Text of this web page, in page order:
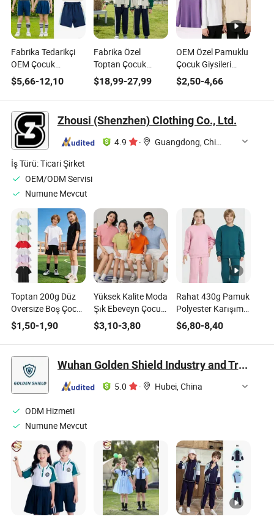
Fabrika Tedarikçi
OEM Çocuk
Giysileri Okul
Üniformaları Spor
Takımı
$5,66-12,10
Fabrika Özel
Toptan Çocuk
Giysileri İlkokul
Ortaokul
Üniformaları
$18,99-27,99
OEM Özel Pamuklu
Çocuk Giysileri
Kıyafetleri Çocuk
Giyimi Kapüşonlu
Sweatshirt
$2,50-4,66
Zhousi (Shenzhen) Clothing Co., Ltd.
4.9 ·
Guangdong, China
İş Türü:Ticari Şirket
OEM/ODM Servisi
Numune Mevcut
Toptan 200g Düz
Oversize Boş Çocuk
Pamuk Tişörtü Özel
Baskı Nakış OEM
ODM Desteği ile
Çocuk Giyimi Çocuk
Kıyafetleri Tişört
Baju Anak Anak
$1,50-1,90
Yüksek Kalite Moda
Şık Ebeveyn Çocuk
Eşleşen Düz Renk
Aileler İçin Toplu
Tişört Düz Özel
Gömleği Erkek
Giyim Çocuk
Kıyafetleri
$3,10-3,80
Rahat 430g Pamuk
Polyester Karışımı
Çocuk Kapüşonlu
Sweatshirt
Yumuşak ve Sıcak
Kapüşonlu
Sweatshirt Tüm
Gün Kullanım için
$6,80-8,40
Wuhan Golden Shield Industry and Trade Co., Ltd.
5.0 · Hubei, China
ODM Hizmeti
Numune Mevcut